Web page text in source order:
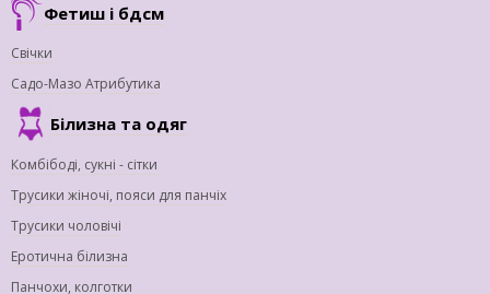
Фетиш і бдсм
Свічки
Садо-Мазо Атрибутика
Білизна та одяг
Комбібоді, сукні - сітки
Трусики жіночі, пояси для панчіх
Трусики чоловічі
Еротична білизна
Панчохи, колготки